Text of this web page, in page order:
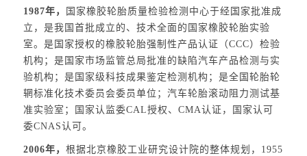
1987年，
国家橡胶轮胎质量检验检测中心于经国家批准成
立，是我国首批成立的、技术全面的国家橡胶轮胎实验
室。是国家授权的橡胶轮胎强制性产品认证（CCC）检验
机构；是国家市场监管总局批准的缺陷汽车产品检测与实
验机构；是国家级科技成果鉴定检测机构；是全国轮胎轮
辋标准化技术委员会委员单位；汽车轮胎滚动阻力测试基
准实验室；国家认监委CAL授权、CMA认证，国家认可
委CNAS认可。
2006年，根据北京橡胶工业研究设计院的整体规划，1955